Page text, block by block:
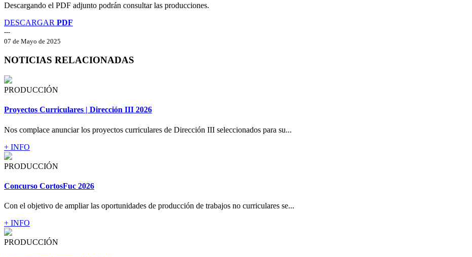
Descargando el PDF adjunto podrán consultar las producciones.
DESCARGAR PDF
---
07 de Mayo de 2025
NOTICIAS RELACIONADAS
PRODUCCIÓN
Proyectos Curriculares | Dirección III 2026
Nos complace anunciar los proyectos curriculares de Dirección III seleccionados para su...
+ INFO
PRODUCCIÓN
Concurso CortosFuc 2026
Con el objetivo de ampliar las oportunidades de producción de trabajos no curriculares se...
+ INFO
PRODUCCIÓN